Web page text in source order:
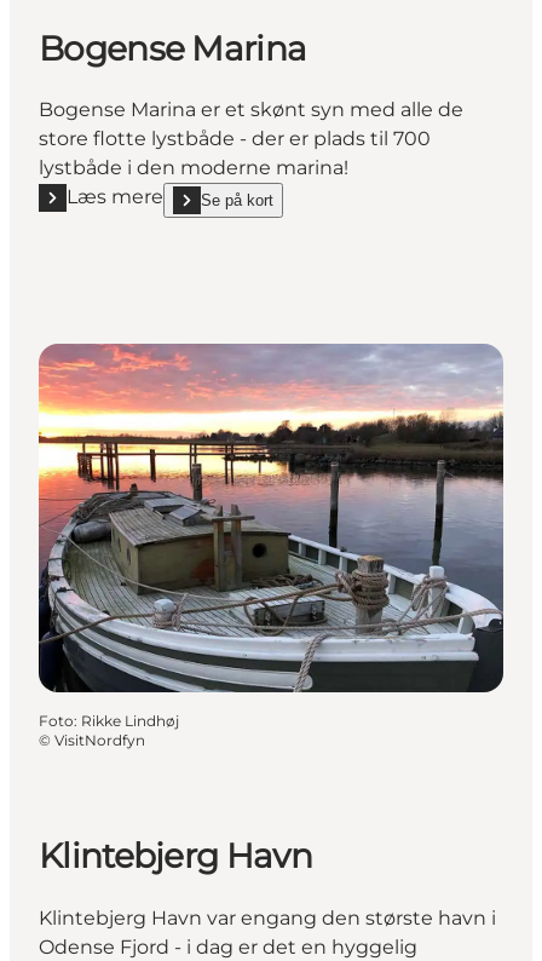
Bogense Marina
Bogense Marina er et skønt syn med alle de
store flotte lystbåde - der er plads til 700
lystbåde i den moderne marina!
Læs mere
Læs mere "Bogense Marina"
Se på kort
show Bogense Marina on_map
Foto: Rikke Lindhøj
© VisitNordfyn
Klintebjerg Havn
Klintebjerg Havn var engang den største havn i
Odense Fjord - i dag er det en hyggelig